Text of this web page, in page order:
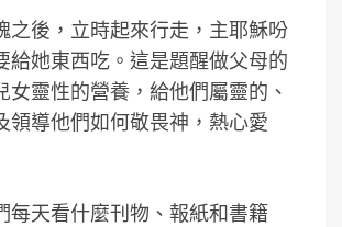
之後，立時起來行走，主耶穌吩
給她東西吃。這是題醒做父母的
女靈性的營養，給他們屬靈的、
領導他們如何敬畏神，熱心愛
每天看什麼刊物、報紙和書籍